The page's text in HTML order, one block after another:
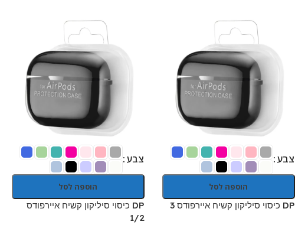
צבע
הוספה לסל
DP כיסוי סיליקון קשיח איירפודס 3
צבע
הוספה לסל
DP כיסוי סיליקון קשיח איירפודס
1/2